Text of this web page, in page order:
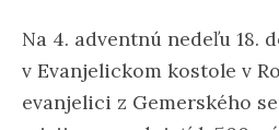
Na 4. adventnú nedeľu 18.
v Evanjelickom kostole v
evanjelici z Gemerského